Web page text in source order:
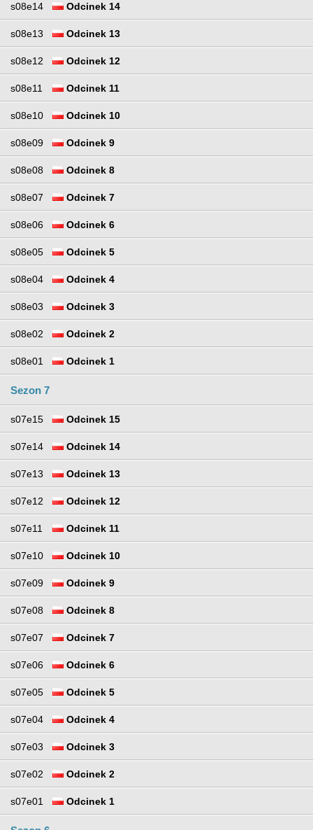
s08e14 Odcinek 14
s08e13 Odcinek 13
s08e12 Odcinek 12
s08e11 Odcinek 11
s08e10 Odcinek 10
s08e09 Odcinek 9
s08e08 Odcinek 8
s08e07 Odcinek 7
s08e06 Odcinek 6
s08e05 Odcinek 5
s08e04 Odcinek 4
s08e03 Odcinek 3
s08e02 Odcinek 2
s08e01 Odcinek 1
Sezon 7
s07e15 Odcinek 15
s07e14 Odcinek 14
s07e13 Odcinek 13
s07e12 Odcinek 12
s07e11 Odcinek 11
s07e10 Odcinek 10
s07e09 Odcinek 9
s07e08 Odcinek 8
s07e07 Odcinek 7
s07e06 Odcinek 6
s07e05 Odcinek 5
s07e04 Odcinek 4
s07e03 Odcinek 3
s07e02 Odcinek 2
s07e01 Odcinek 1